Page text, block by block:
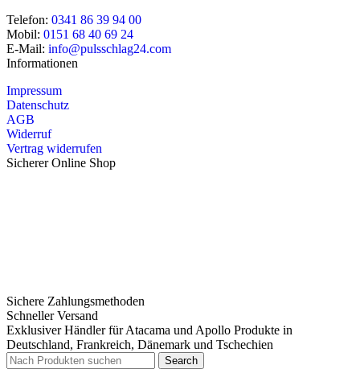
Telefon: 0341 86 39 94 00
Mobil: 0151 68 40 69 24
E-Mail: info@pulsschlag24.com
Informationen
Impressum
Datenschutz
AGB
Widerruf
Vertrag widerrufen
Sicherer Online Shop
Sichere Zahlungsmethoden
Schneller Versand
Exklusiver Händler für Atacama und Apollo Produkte in
Deutschland, Frankreich, Dänemark und Tschechien
Search